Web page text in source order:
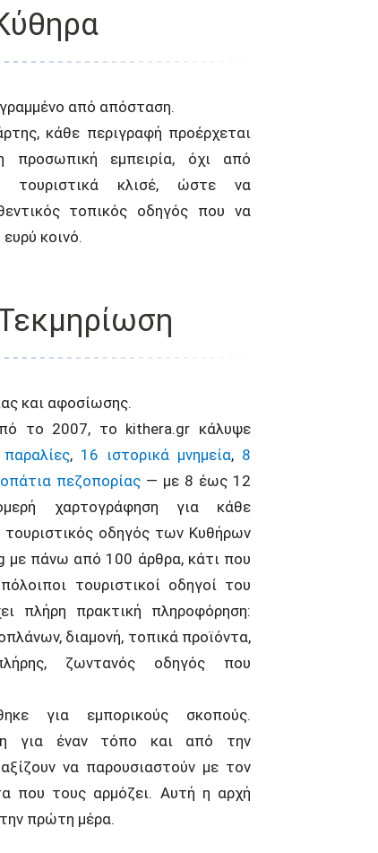
από απόσταση.
κάθε περιγραφή προέρχεται
προσωπική εμπειρία, όχι από
τουριστικά κλισέ, ώστε να
τοπικός οδηγός που να
κοινό.
και αφοσίωσης.
, 16 ιστορικά μνημεία, 8
πεζοπορίας — με 8 έως 12
χαρτογράφηση για κάθε
οδηγός των Κυθήρων
με πάνω από 100 άρθρα, κάτι που
τουριστικοί οδηγοί του
πλήρη πρακτική πληροφόρηση:
διαμονή, τοπικά προϊόντα,
ζωντανός οδηγός που
για εμπορικούς σκοπούς.
για έναν τόπο και από την
να παρουσιαστούν με τον
που τους αρμόζει. Αυτή η αρχή
πρώτη μέρα.